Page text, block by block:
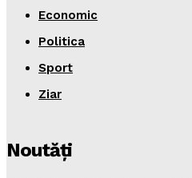
Economic
Politica
Sport
Ziar
Noutăţi